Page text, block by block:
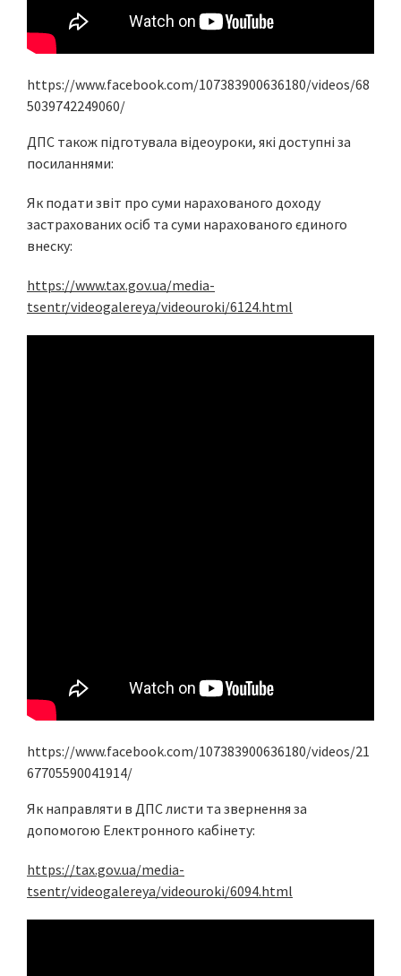
https://www.facebook.com/107383900636180/videos/68
5039742249060/
ДПС також підготувала відеоуроки, які доступні за
посиланнями:
Як подати звіт про суми нарахованого доходу
застрахованих осіб та суми нарахованого єдиного
внеску:
https://www.tax.gov.ua/media-
tsentr/videogalereya/videouroki/6124.html
https://www.facebook.com/107383900636180/videos/21
67705590041914/
Як направляти в ДПС листи та звернення за
допомогою Електронного кабінету:
https://tax.gov.ua/media-
tsentr/videogalereya/videouroki/6094.html